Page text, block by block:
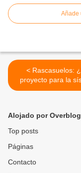
Añade
< Rascasuelos: ¿Un
proyecto para la
Ciudad de
Alojado por Overblog
Top posts
Páginas
Contacto